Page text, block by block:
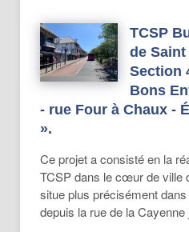
TCSP
de
Section
Bons
- rue Four à Chaux -
».
Ce projet a consisté en la
TCSP dans le cœur de ville
situe plus précisément
depuis la rue de la Cayenne